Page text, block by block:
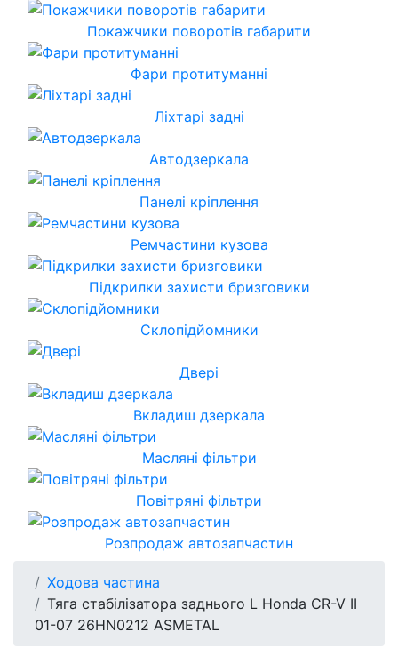
Покажчики поворотів габарити
Фари протитуманні
Ліхтарі задні
Автодзеркала
Панелі кріплення
Ремчастини кузова
Підкрилки захисти бризговики
Склопідйомники
Двері
Вкладиш дзеркала
Масляні фільтри
Повітряні фільтри
Розпродаж автозапчастин
Ходова частина
Тяга стабілізатора заднього L Honda CR-V II
01-07 26HN0212 ASMETAL